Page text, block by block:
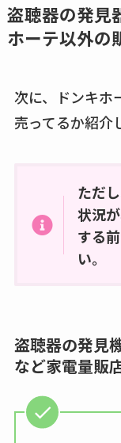
盗聴器の発見
ホーテ以外の
次に、ドンキホ
売ってるか紹介
ただ
状況
する
い。
盗聴器の発見
など家電量販